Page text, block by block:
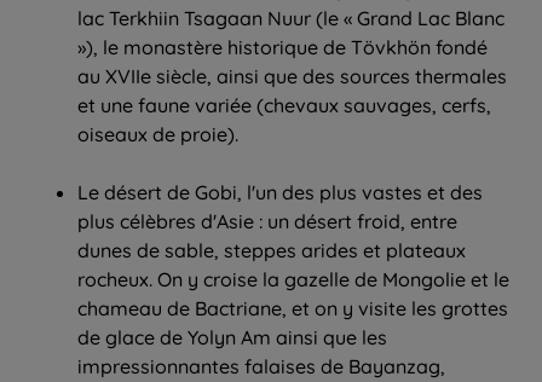
lac Terkhiin Tsagaan Nuur (le « Grand Lac Blanc
»), le monastère historique de Tövkhön fondé
au XVIIe siècle, ainsi que des sources thermales
et une faune variée (chevaux sauvages, cerfs,
oiseaux de proie).
Le désert de Gobi, l'un des plus vastes et des
plus célèbres d'Asie : un désert froid, entre
dunes de sable, steppes arides et plateaux
rocheux. On y croise la gazelle de Mongolie et le
chameau de Bactriane, et on y visite les grottes
de glace de Yolyn Am ainsi que les
impressionnantes falaises de Bayanzag,